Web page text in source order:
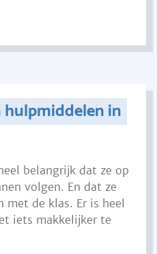
hulpmiddelen in
belangrijk dat ze op
volgen. En dat ze
de klas. Er is heel
iets makkelijker te